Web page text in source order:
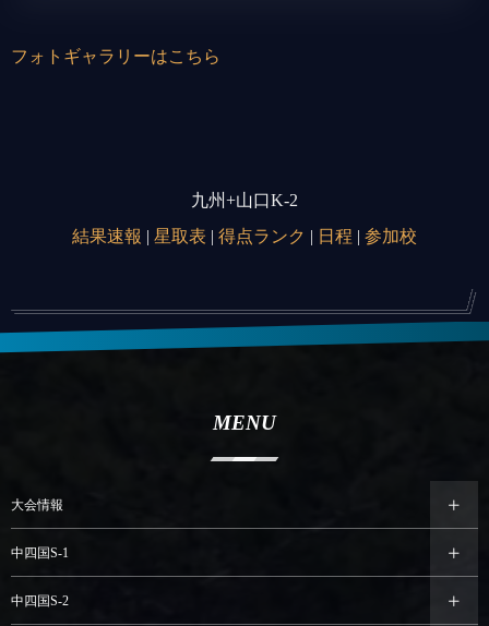
フォトギャラリーはこちら
九州+山口K-2
結果速報 | 星取表 | 得点ランク | 日程 | 参加校
MENU
大会情報
中四国S-1
中四国S-2